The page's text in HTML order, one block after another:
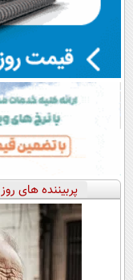
پربیننده های روز